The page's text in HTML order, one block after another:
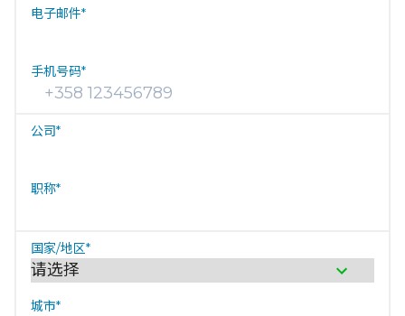
电子邮件*
手机号码*
公司*
职称*
国家/地区*
城市*